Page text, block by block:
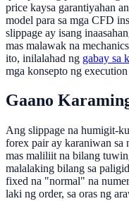
price kaysa garantiyahan
model para sa mga CFD
slippage ay isang
mas malawak na
ito, inilalahad ng gabay sa
mga konsepto ng
Gaano
Ang slippage na humigit-
forex pair ay karaniwan sa
mas maliliit na bilang
malalaking bilang sa
fixed na "normal" na
laki ng order, sa oras ng